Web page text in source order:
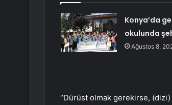
Konya’da
okulunda
Ağustos 8,
“Dürüst olmak gerekirse,